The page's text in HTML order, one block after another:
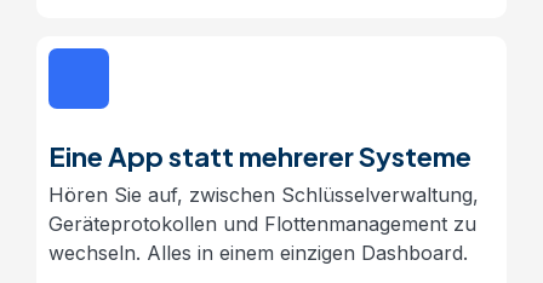
Eine App statt mehrerer Systeme
Hören Sie auf, zwischen Schlüsselverwaltung,
Geräteprotokollen und Flottenmanagement zu
wechseln. Alles in einem einzigen Dashboard.